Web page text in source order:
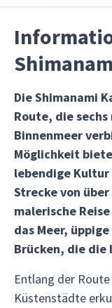
Die Shimanami
Route, die
Binnenmeer
Möglichkeit
lebendige Kultur
Strecke von
malerische
das Meer,
Brücken, die die
Entlang der
Küstenstädte